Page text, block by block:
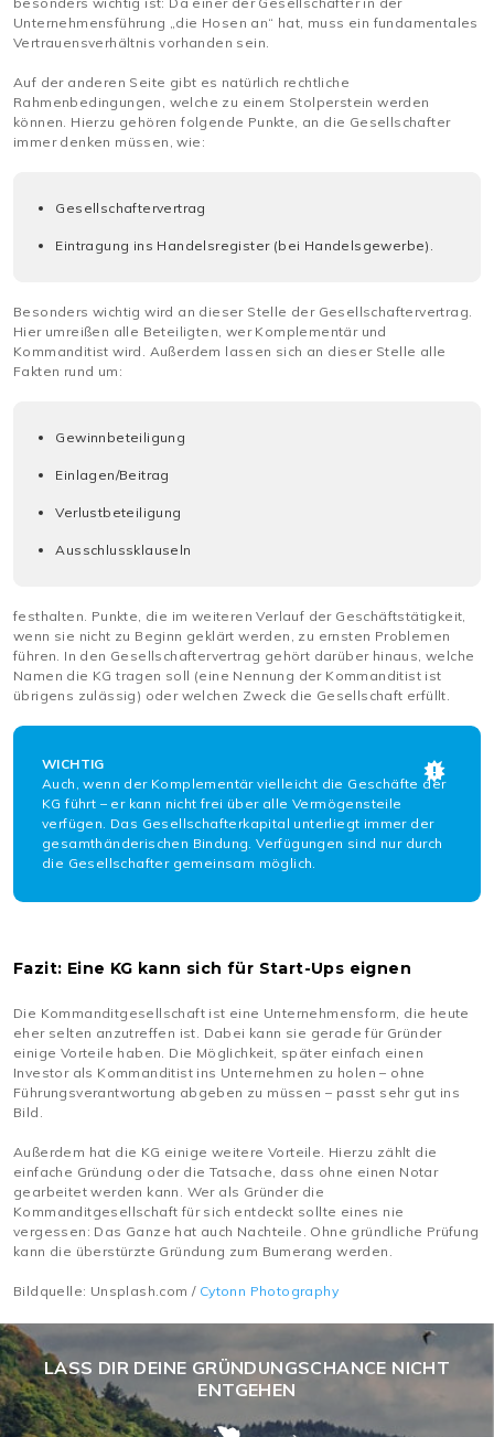
Unternehmensführung „die Hosen an“ hat, muss ein fundamentales
Vertrauensverhältnis vorhanden sein.
Auf der anderen Seite gibt es natürlich rechtliche
Rahmenbedingungen, welche zu einem Stolperstein werden
können. Hierzu gehören folgende Punkte, an die Gesellschafter
immer denken müssen, wie:
Gesellschaftervertrag
Eintragung ins Handelsregister (bei Handelsgewerbe).
Besonders wichtig wird an dieser Stelle der Gesellschaftervertrag.
Hier umreißen alle Beteiligten, wer Komplementär und
Kommanditist wird. Außerdem lassen sich an dieser Stelle alle
Fakten rund um:
Gewinnbeteiligung
Einlagen/Beitrag
Verlustbeteiligung
Ausschlussklauseln
festhalten. Punkte, die im weiteren Verlauf der Geschäftstätigkeit,
wenn sie nicht zu Beginn geklärt werden, zu ernsten Problemen
führen. In den Gesellschaftervertrag gehört darüber hinaus, welche
Namen die KG tragen soll (eine Nennung der Kommanditist ist
übrigens zulässig) oder welchen Zweck die Gesellschaft erfüllt.
WICHTIG
Auch, wenn der Komplementär vielleicht die Geschäfte der
KG führt – er kann nicht frei über alle Vermögensteile
verfügen. Das Gesellschafterkapital unterliegt immer der
gesamthänderischen Bindung. Verfügungen sind nur durch
die Gesellschafter gemeinsam möglich.
Fazit: Eine KG kann sich für Start-Ups eignen
Die Kommanditgesellschaft ist eine Unternehmensform, die heute
eher selten anzutreffen ist. Dabei kann sie gerade für Gründer
einige Vorteile haben. Die Möglichkeit, später einfach einen
Investor als Kommanditist ins Unternehmen zu holen – ohne
Führungsverantwortung abgeben zu müssen – passt sehr gut ins
Bild.
Außerdem hat die KG einige weitere Vorteile. Hierzu zählt die
einfache Gründung oder die Tatsache, dass ohne einen Notar
gearbeitet werden kann. Wer als Gründer die
Kommanditgesellschaft für sich entdeckt sollte eines nie
vergessen: Das Ganze hat auch Nachteile. Ohne gründliche Prüfung
kann die überstürzte Gründung zum Bumerang werden.
Bildquelle: Unsplash.com / Cytonn Photography
LASS DIR DEINE GRÜNDUNGSCHANCE NICHT
ENTGEHEN